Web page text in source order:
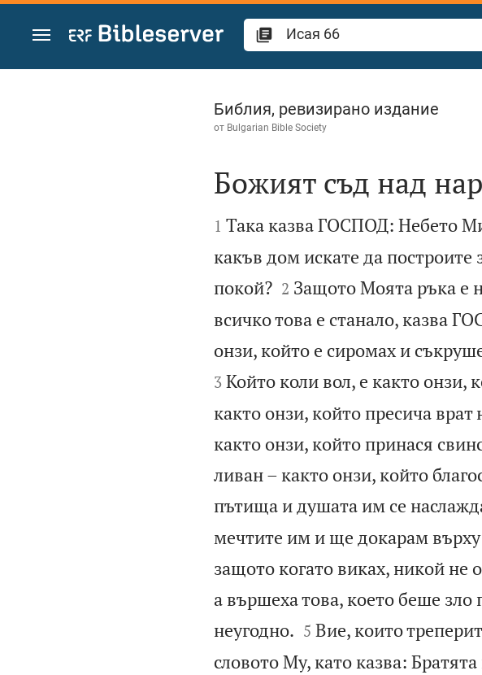
Преминете към съдържанието
Исая 66
Библия, ревизирано издание
от Bulgarian Bible Society

Божият съд над

1 Така казва ГОСПОД: Небето
какъв дом искате да
покой?
2 Защото Моята ръка е
всичко това е станало, казва
онзи, който е сиромах и
3 Който коли вол, е както онзи,
както онзи, който пресича
както онзи, който принася
ливан – както онзи, който
пътища и душата им се
мечтите им и ще докарам върху
защото когато виках, никой не
а вършеха това, което беше
неугодно.
5 Вие, които
словото Му, като казва: